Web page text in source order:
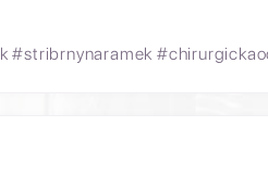
#stribrnynaramek